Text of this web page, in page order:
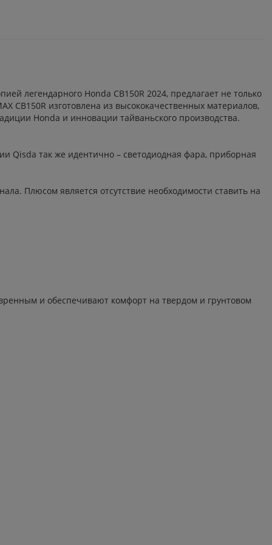
легендарного Honda CB150R 2024, предлагает не только
CB150R изготовлена из высококачественных материалов,
Honda и инновации тайваньского производства.
Qisda так же идентично – светодиодная фара, приборная
Плюсом является отсутствие необходимости ставить на
и обеспечивают комфорт на твердом и грунтовом